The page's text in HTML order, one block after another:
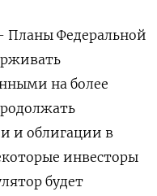
Федеральной
на более
и облигации в
инвесторы
будет